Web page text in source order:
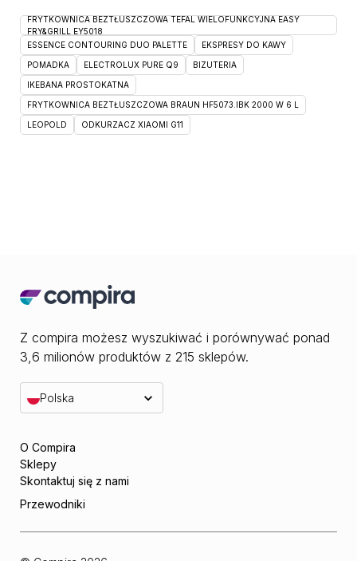
FRYTKOWNICA BEZTŁUSZCZOWA TEFAL WIELOFUNKCYJNA EASY
FRY&GRILL EY5018
ESSENCE CONTOURING DUO PALETTE
EKSPRESY DO KAWY
POMADKA ELECTROLUX PURE Q9 BIZUTERIA
IKEBANA PROSTOKATNA
FRYTKOWNICA BEZTŁUSZCZOWA BRAUN HF5073.IBK 2000 W 6 L
LEOPOLD ODKURZACZ XIAOMI G11
Z compira możesz wyszukiwać i porównywać ponad
3,6 milionów produktów z 215 sklepów.
Polska
O Compira
Sklepy
Skontaktuj się z nami
Przewodniki